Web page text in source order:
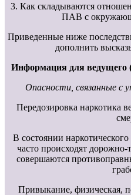
3. Как складываются
ПАВ с
Приведенные ниже
дополнить
Информация для ведущего
Опасности, связанные с
Передозировка наркотика
В состоянии
часто происходят
совершаются
Привыкание, физическая,